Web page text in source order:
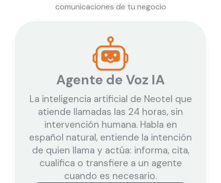
comunicaciones de tu negocio
Agente de Voz IA
La inteligencia artificial de Neotel que
atiende llamadas las 24 horas, sin
intervención humana. Habla en
español natural, entiende la intención
de quien llama y actúa: informa, cita,
cualifica o transfiere a un agente
cuando es necesario.